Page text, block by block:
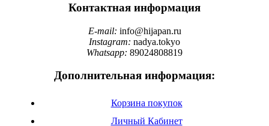
Контактная информация
E-mail: info@hijapan.ru
Instagram: nadya.tokyo
Whatsapp: 89024808819
Дополнительная информация:
Корзина покупок
Личный Кабинет